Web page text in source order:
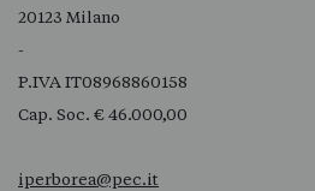
20123 Milano
-
P.IVA IT08968860158
Cap. Soc. € 46.000,00
iperborea@pec.it